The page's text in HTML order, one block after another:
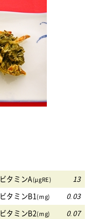
ビタミンA(μgRE)
13
ビタミンB1(mg)
0.03
ビタミンB2(mg)
0.07